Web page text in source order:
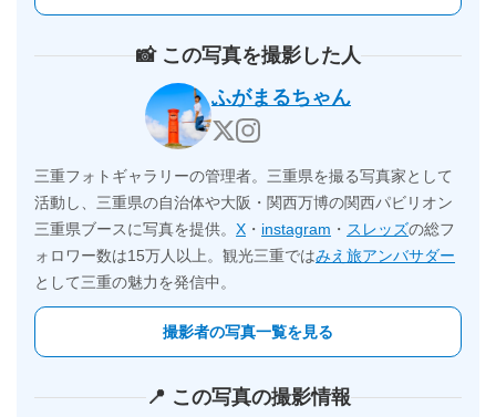
📸 この写真を撮影した人
ふがまるちゃん
三重フォトギャラリーの管理者。三重県を撮る写真家として
活動し、三重県の自治体や大阪・関西万博の関西パビリオン
三重県ブースに写真を提供。 X ・ instagram ・ スレッズの総フ
ォロワー数は15万人以上。観光三重ではみえ旅アンバサダー
として三重の魅力を発信中。
撮影者の写真一覧を見る
📍 この写真の撮影情報